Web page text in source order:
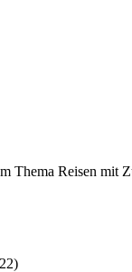
Thema Reisen mit